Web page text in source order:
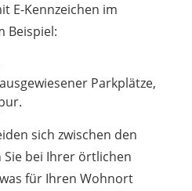
E-Kennzeichen im
Beispiel:
Parkplätze,
sich zwischen den
bei Ihrer örtlichen
für Ihren Wohnort